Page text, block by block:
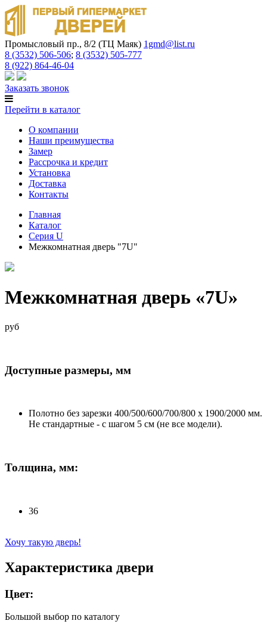
Промысловый пр., 8/2 (ТЦ Маяк) 1gmd@list.ru
8 (3532) 506-506; 8 (3532) 505-777
8 (922) 864-46-04
Заказать звонок
Перейти в каталог
О компании
Наши преимущества
Замер
Рассрочка и кредит
Установка
Доставка
Контакты
Главная
Каталог
Серия U
Межкомнатная дверь "7U"
Межкомнатная дверь «7U»
руб
Доступные размеры, мм
Полотно без зарезки 400/500/600/700/800 x 1900/2000 мм.
Не стандартные - с шагом 5 см (не все модели).
Толщина, мм:
36
Хочу такую дверь!
Характеристика двери
Цвет:
Большой выбор по каталогу